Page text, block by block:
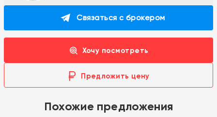
Связаться с брокером
Хочу посмотреть
Предложить цену
Похожие предложения